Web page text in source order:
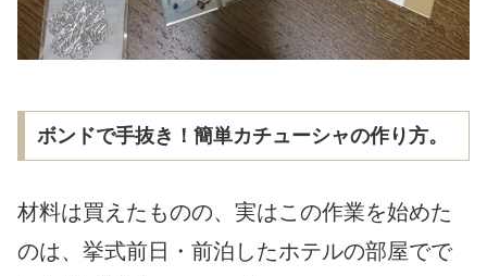
ボンドで手抜き！簡単カチューシャの作り方。
材料は買えたものの、実はこの作業を始めた
のは、挙式前日・前泊したホテルの部屋でで